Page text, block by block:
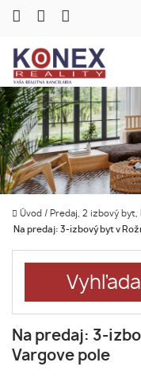
Úvod / Predaj, 2 izbový byt,
Na predaj: 3-izbový byt v
Na predaj: 3-
Vargove pole